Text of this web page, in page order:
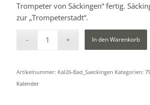
Trompeter von Säckingen“ fertig.
zur „Trompeterstadt“.
In den Warenkorb
Artikelnummer: Kal26-Bad_Saeckingen Kategorien:
Kalender